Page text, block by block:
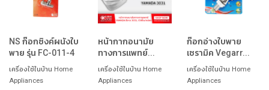
NS ก๊อกซิงค์ผนังใบ
พาย รุ่น FC-011-4
เครื่องใช้ในบ้าน Home
Appliances
หน้ากากอนามัย
ทางการแพทย์...
เครื่องใช้ในบ้าน Home
Appliances
ก๊อกอ่างใบพาย
เซรามิค Vegarr...
เครื่องใช้ในบ้าน Home
Appliances